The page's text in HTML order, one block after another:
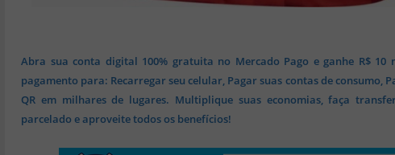
Abra sua conta digital 100% gratuita no Mercado Pago e ganhe R$ 10
pagamento para: Recarregar seu celular, Pagar suas contas de consumo,
QR em milhares de lugares. Multiplique suas economias, faça
parcelado e aproveite todos os benefícios!